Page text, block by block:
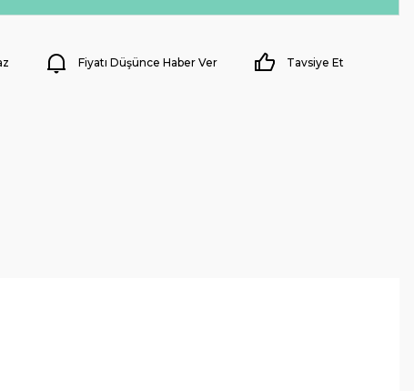
Fiyatı Düşünce Haber Ver Tavsiye Et